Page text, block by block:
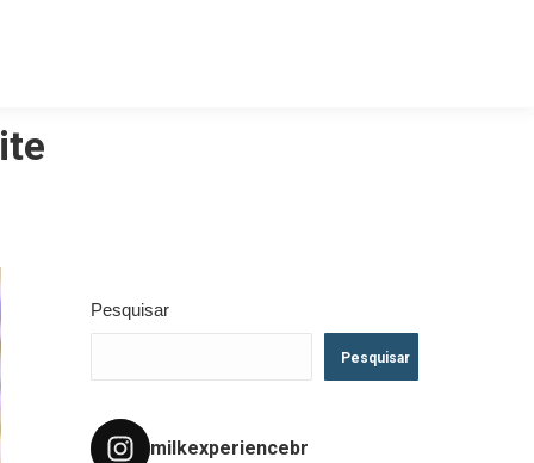
Pesquisar
Pesquisar
milkexperiencebr